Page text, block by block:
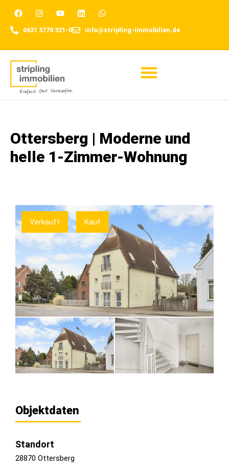
0421 3770 321-0 info@stripling-immobilien.de
Ottersberg | Moderne und
helle 1-Zimmer-Wohnung
Verkauft Kauf
Objektdaten
Standort
28870 Ottersberg